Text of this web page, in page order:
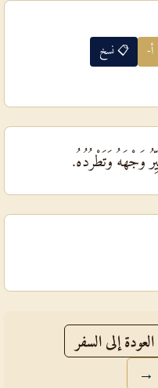
أ- 📋 نسخ
وَجْهَهُ وَتَطْرُدُهُ.
إلى السفر
→